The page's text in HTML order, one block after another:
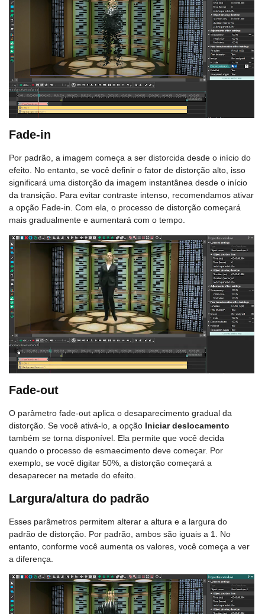
Fade-in
Por padrão, a imagem começa a ser distorcida desde o início do
efeito. No entanto, se você definir o fator de distorção alto, isso
significará uma distorção da imagem instantânea desde o início
da transição. Para evitar contraste intenso, recomendamos ativar
a opção Fade-in. Com ela, o processo de distorção começará
mais gradualmente e aumentará com o tempo.
Fade-out
O parâmetro fade-out aplica o desaparecimento gradual da
distorção. Se você ativá-lo, a opção Iniciar deslocamento
também se torna disponível. Ela permite que você decida
quando o processo de esmaecimento deve começar. Por
exemplo, se você digitar 50%, a distorção começará a
desaparecer na metade do efeito.
Largura/altura do padrão
Esses parâmetros permitem alterar a altura e a largura do
padrão de distorção. Por padrão, ambos são iguais a 1. No
entanto, conforme você aumenta os valores, você começa a ver
a diferença.